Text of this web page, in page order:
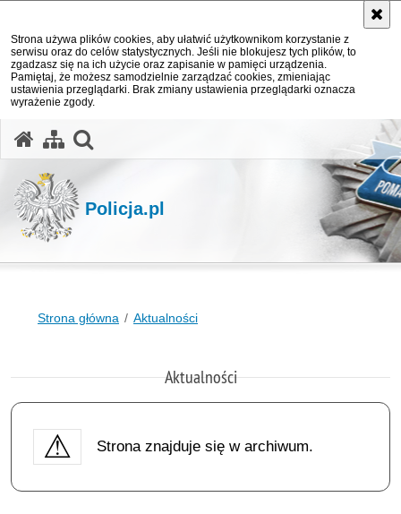
Strona używa plików cookies, aby ułatwić użytkownikom korzystanie z
serwisu oraz do celów statystycznych. Jeśli nie blokujesz tych plików, to
zgadzasz się na ich użycie oraz zapisanie w pamięci urządzenia.
Pamiętaj, że możesz samodzielnie zarządzać cookies, zmieniając
ustawienia przeglądarki. Brak zmiany ustawienia przeglądarki oznacza
wyrażenie zgody.
Policja.pl
Strona główna Aktualności
Aktualności
Strona znajduje się w archiwum.